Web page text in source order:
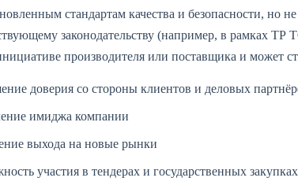
стандартам качества и безопасности, но
законодательству (например, в рамках
производителя или поставщика и может
доверия со стороны клиентов и деловых
имиджа компании
выхода на новые рынки
участия в тендерах и государственных закупках